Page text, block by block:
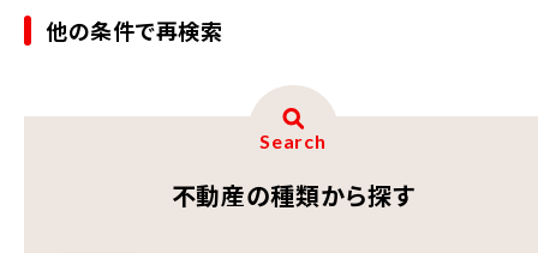
他の条件で再検索
Search
不動産の種類から探す